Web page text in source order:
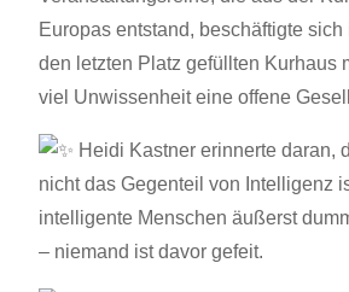
Europas entstand, beschäftigte
den letzten Platz gefüllten Kurhaus
viel Unwissenheit eine offene
Heidi Kastner erinnerte daran,
nicht das Gegenteil von Intelligenz
intelligente Menschen äußerst
– niemand ist davor gefeit.